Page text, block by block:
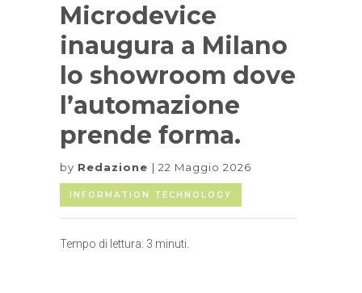
Microdevice
inaugura a Milano
lo showroom dove
l’automazione
prende forma.
by Redazione 22 Maggio 2026
INFORMATION TECHNOLOGY
Tempo di lettura: 3 minuti.